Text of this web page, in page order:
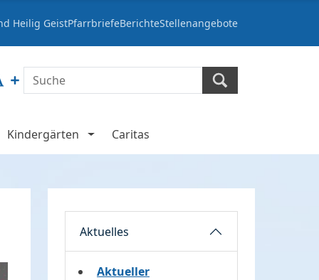
Heilig GeistPfarrbriefeBerichteStellenangebote
Kindergärten Caritas
Aktuelles
Aktueller